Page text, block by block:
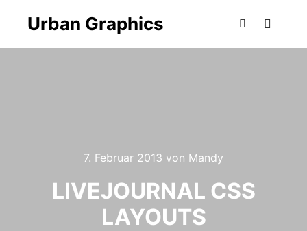
Urban Graphics
7. Februar 2013 von Mandy
LIVEJOURNAL CSS
LAYOUTS